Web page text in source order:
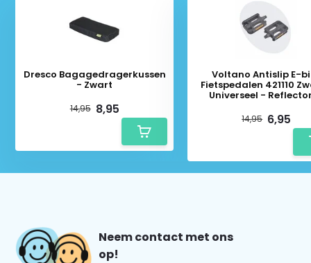
Dresco Bagagedragerkussen
- Zwart
14,95 8,95
Voltano Antislip E-
Fietspedalen 421110
Universeel -
14,95 6,95
Neem contact met ons
op!